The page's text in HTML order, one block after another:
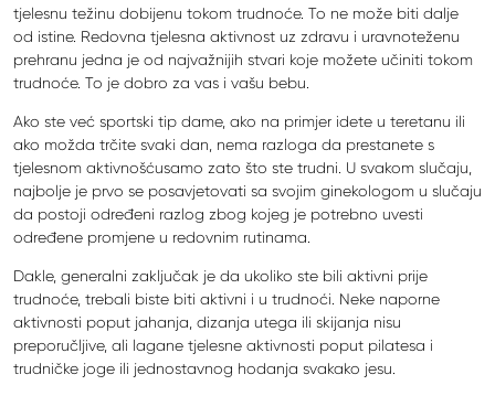
tjelesnu težinu dobijenu tokom trudnoće. To ne može biti dalje
od istine. Redovna tjelesna aktivnost uz zdravu i uravnoteženu
prehranu jedna je od najvažnijih stvari koje možete učiniti tokom
trudnoće. To je dobro za vas i vašu bebu.
Ako ste već sportski tip dame, ako na primjer idete u teretanu ili
ako možda trčite svaki dan, nema razloga da prestanete s
tjelesnom aktivnošćusamo zato što ste trudni. U svakom slučaju,
najbolje je prvo se posavjetovati sa svojim ginekologom u slučaju
da postoji određeni razlog zbog kojeg je potrebno uvesti
određene promjene u redovnim rutinama.
Dakle, generalni zaključak je da ukoliko ste bili aktivni prije
trudnoće, trebali biste biti aktivni i u trudnoći. Neke naporne
aktivnosti poput jahanja, dizanja utega ili skijanja nisu
preporučljive, ali lagane tjelesne aktivnosti poput pilatesa i
trudničke joge ili jednostavnog hodanja svakako jesu.